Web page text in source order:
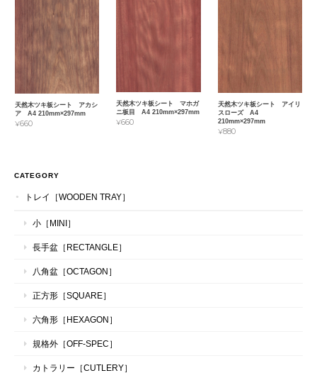
天然木ツキ板シート アカシ
ア A4 210mm×297mm
¥660
天然木ツキ板シート マホガ
ニ板目 A4 210mm×297mm
¥660
天然木ツキ板シート アイリ
スローズ A4
210mm×297mm
¥880
CATEGORY
トレイ［WOODEN TRAY］
小［MINI］
長手盆［RECTANGLE］
八角盆［OCTAGON］
正方形［SQUARE］
六角形［HEXAGON］
規格外［OFF-SPEC］
カトラリー［CUTLERY］